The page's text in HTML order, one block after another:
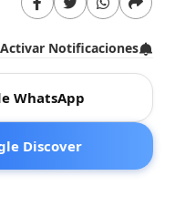
Activar Notificaciones
WhatsApp
Discover